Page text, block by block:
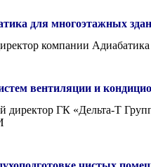
для многоэтажных
компании Адиабатика
вентиляции и
директор ГК «Дельта-Т